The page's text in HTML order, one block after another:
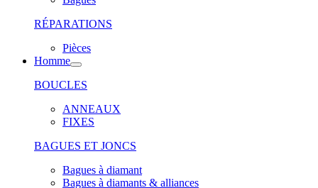
RÉPARATIONS
Pièces
Homme
BOUCLES
ANNEAUX
FIXES
BAGUES ET JONCS
Bagues à diamant
Bagues à diamants & alliances